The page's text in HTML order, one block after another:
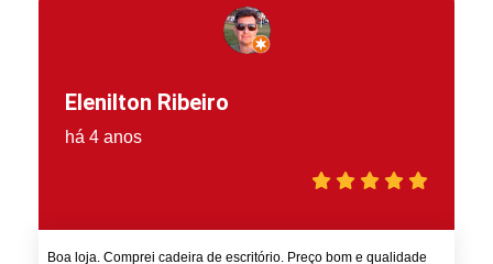
Elenilton Ribeiro
há 4 anos
Boa loja. Comprei cadeira de escritório. Preço bom e qualidade